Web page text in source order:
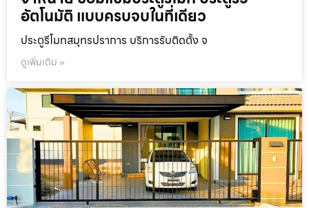
อัตโนมัติ แบบครบจบในที่เดียว
ประตูรีโมทสมุทรปราการ บริการรับติดตั้ง จ
ดูเพิ่มเติม »